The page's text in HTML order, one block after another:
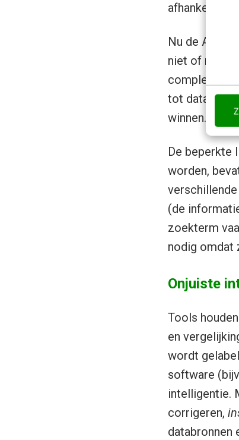
afhankelijk
Nu de API’s
niet of
compleet is
tot data en
winnen.
De beperkte
worden,
(de
zoekterm
nodig omdat
Onjuiste
Tools
en
wordt
software
intelligentie.
corrigeren,
databronnen